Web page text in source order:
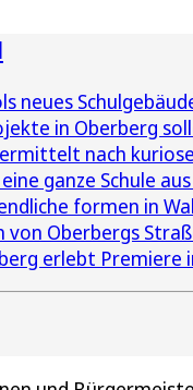
neues
in Oberberg
nach
ganze Schule
formen in
von Oberbergs
erlebt Premiere